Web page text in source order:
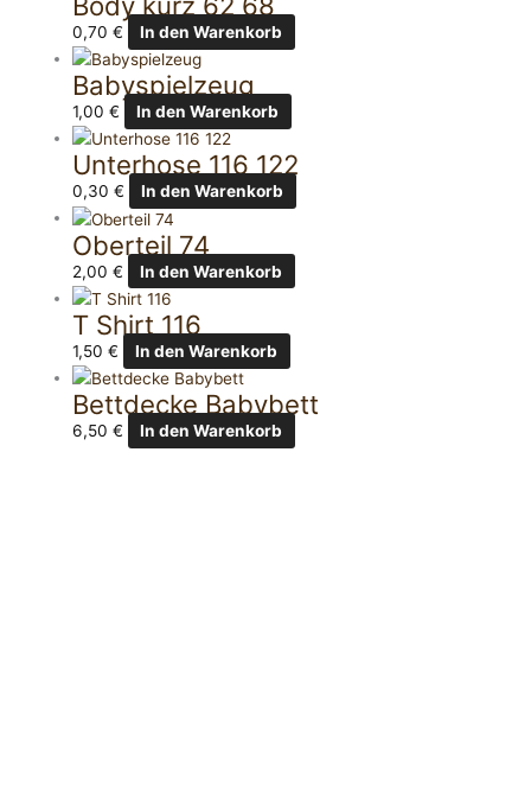
0,70€ In den Warenkorb
Babyspielzeug
1,00€ In den Warenkorb
Unterhose 116 122
0,30€ In den Warenkorb
Oberteil 74
2,00€ In den Warenkorb
T Shirt 116
1,50€ In den Warenkorb
Bettdecke Babybett
6,50€ In den Warenkorb